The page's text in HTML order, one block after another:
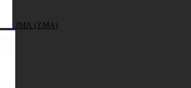
ЗМА (ZMA)